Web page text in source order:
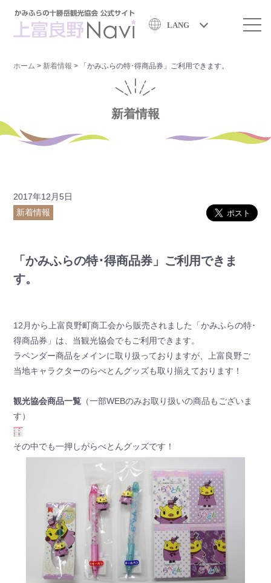
LANG
ホーム > 新着情報 > 「かみふらの特･得商品券」ご利用できます。
新着情報
2017年12月5日
新着情報
「かみふらの特･得商品券」ご利用できま
す。
12月から上富良野町商工会から販売されました「かみふらの特･
得商品券」は、当観光協会でもご利用できます。
ラベンダー商品をメインに取り扱っておりますが、上富良野ご
当地キャラクターのらべとんグッズも取り揃えております！
観光協会商品一覧 （一部WEBのみお取り扱いの商品もございま
す）
その中でも一押しがらべとんグッズです！